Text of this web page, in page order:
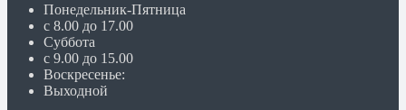
Понедельник-Пятница
с 8.00 до 17.00
Суббота
с 9.00 до 15.00
Воскресенье:
Выходной